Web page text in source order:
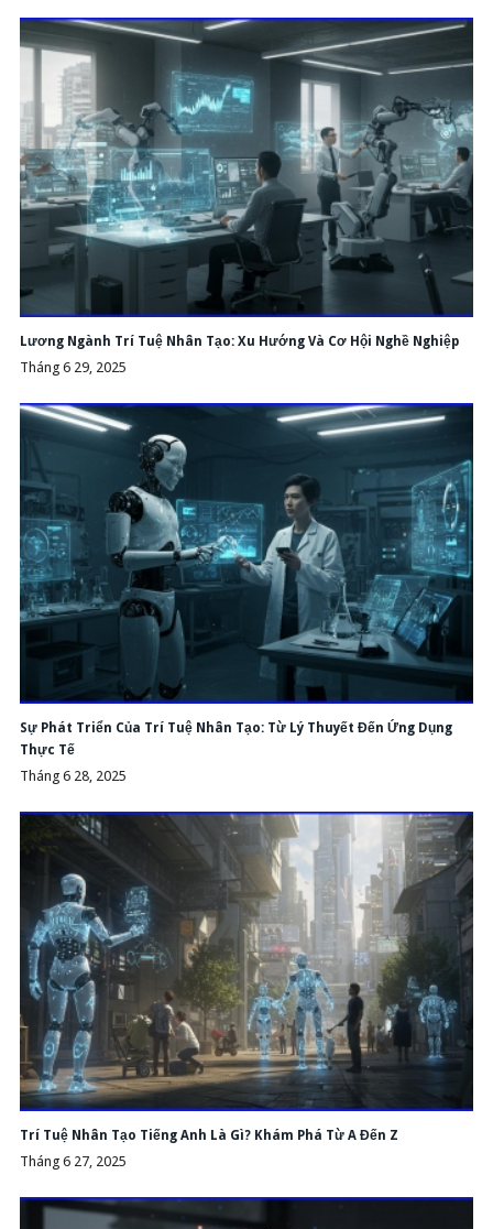
Lương Ngành Trí Tuệ Nhân Tạo: Xu Hướng Và Cơ Hội Nghề Nghiệp
Tháng 6 29, 2025
Sự Phát Triển Của Trí Tuệ Nhân Tạo: Từ Lý Thuyết Đến Ứng Dụng
Thực Tế
Tháng 6 28, 2025
Trí Tuệ Nhân Tạo Tiếng Anh Là Gì? Khám Phá Từ A Đến Z
Tháng 6 27, 2025